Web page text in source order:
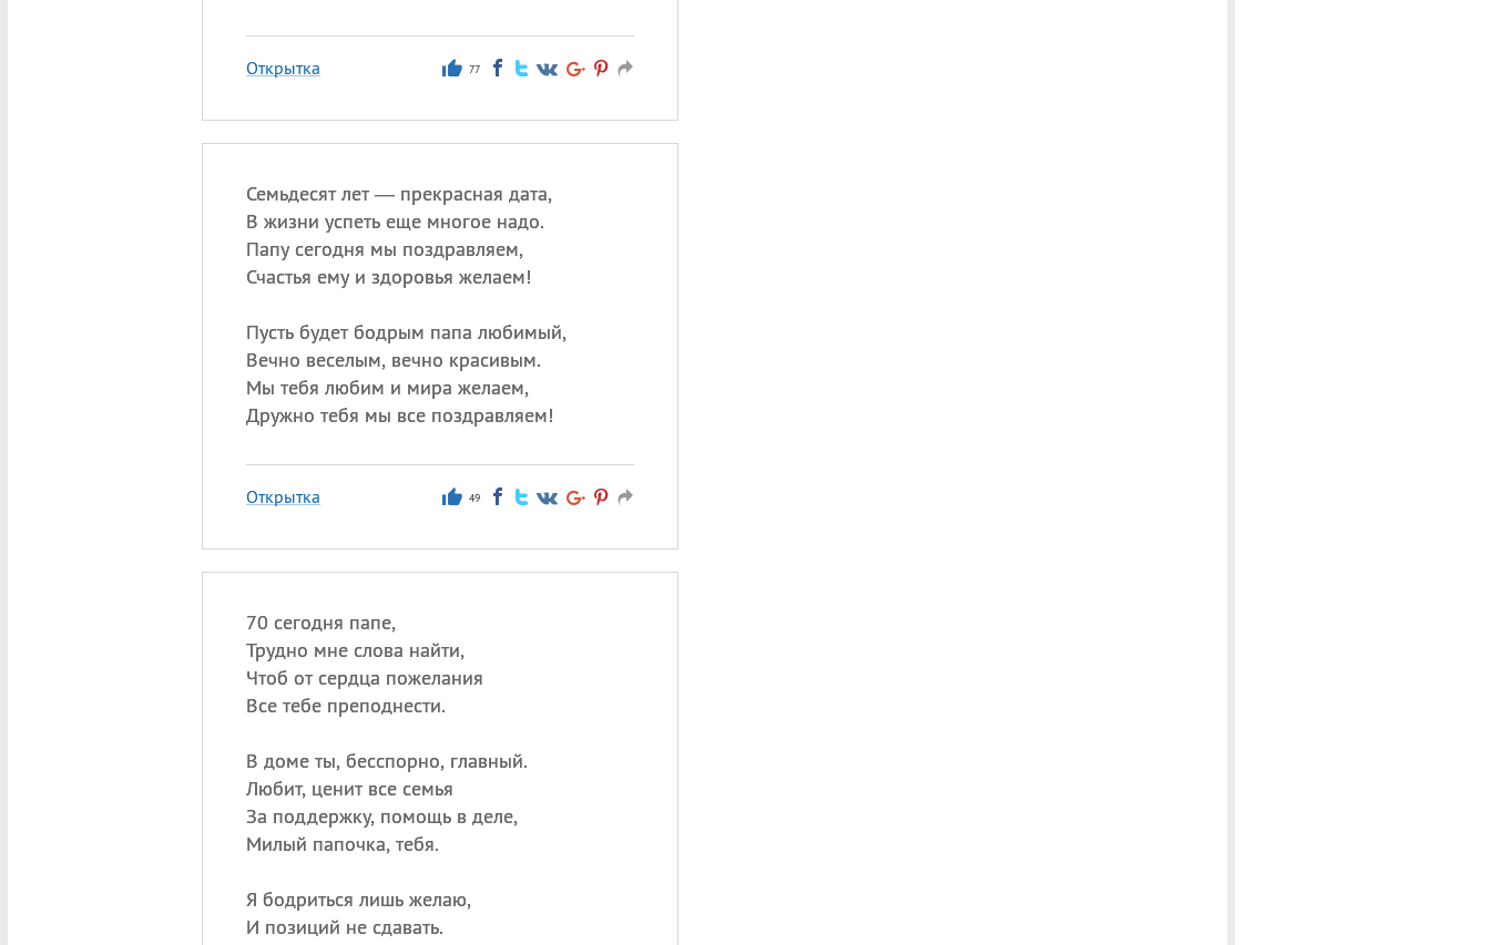
Открытка 77
Семьдесят лет — прекрасная дата,
В жизни успеть еще многое надо.
Папу сегодня мы поздравляем,
Счастья ему и здоровья желаем!
Пусть будет бодрым папа любимый,
Вечно веселым, вечно красивым.
Мы тебя любим и мира желаем,
Дружно тебя мы все поздравляем!
Открытка 49
70 сегодня папе,
Трудно мне слова найти,
Чтоб от сердца пожелания
Все тебе преподнести.
В доме ты, бесспорно, главный.
Любит, ценит все семья
За поддержку, помощь в деле,
Милый папочка, тебя.
Я бодриться лишь желаю,
И позиций не сдавать.